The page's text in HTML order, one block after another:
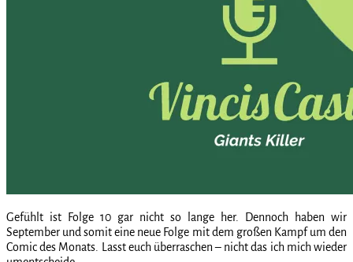
Gefühlt ist Folge 10 gar nicht so lange her. Dennoch haben wir
September und somit eine neue Folge mit dem großen Kampf um den
Comic des Monats. Lasst euch überraschen – nicht das ich mich wieder